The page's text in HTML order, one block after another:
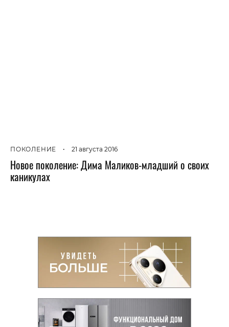
ПОКОЛЕНИЕ • 21 августа 2016
Новое поколение: Дима Маликов-младший о своих
каникулах